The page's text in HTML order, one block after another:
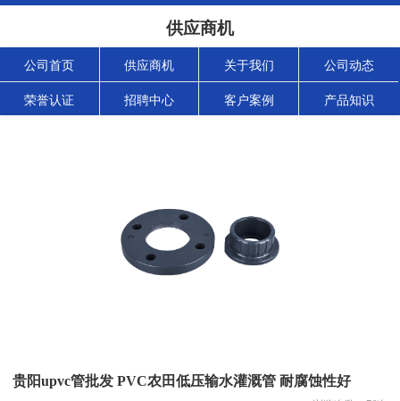
供应商机
公司首页 供应商机 关于我们 公司动态
荣誉认证 招聘中心 客户案例 产品知识
贵阳upvc管批发 PVC农田低压输水灌溉管 耐腐蚀性好